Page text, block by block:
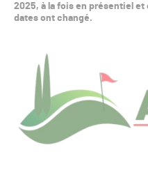
2025, à la fois en présentiel
dates ont changé.